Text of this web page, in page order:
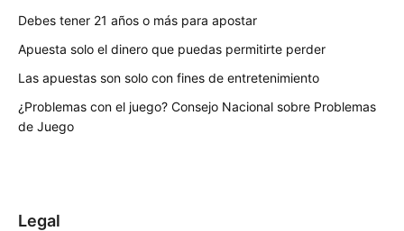
Debes tener 21 años o más para apostar
Apuesta solo el dinero que puedas permitirte perder
Las apuestas son solo con fines de entretenimiento
¿Problemas con el juego? Consejo Nacional sobre Problemas
de Juego
Legal